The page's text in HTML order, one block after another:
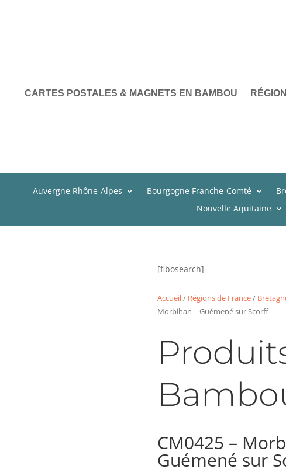
CARTES POSTALES & MAGNETS EN BAMBOU
Auvergne Rhône-Alpes Bourgogne Franche-Comté
Nouvelle Aquitaine
[fibosearch]
Accueil/ Régions de France/
Morbihan – Guémené sur Scorff
CM0425 –
Guémené sur